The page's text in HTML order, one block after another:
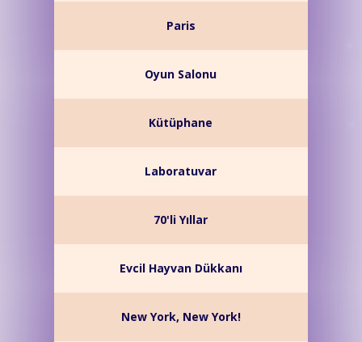
Paris
Oyun Salonu
Kütüphane
Laboratuvar
70'li Yıllar
Evcil Hayvan Dükkanı
New York, New York!